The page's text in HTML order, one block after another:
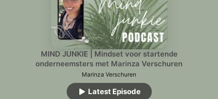
MIND JUNKIE | Mindset voor startende
onderneemsters met Marinza Verschuren
Marinza Verschuren
Latest Episode